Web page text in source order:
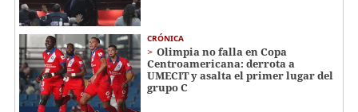
CRÓNICA
Olimpia no falla en Copa
Centroamericana: derrota a
UMECIT y asalta el primer lugar del
grupo C